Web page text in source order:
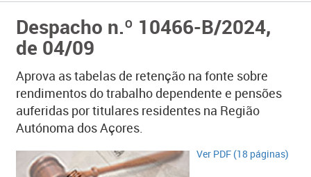
Despacho n.º 10466-B/2024,
de 04/09
Aprova as tabelas de retenção na fonte sobre
rendimentos do trabalho dependente e pensões
auferidas por titulares residentes na Região
Autónoma dos Açores.
​Ver PDF (18 páginas)​